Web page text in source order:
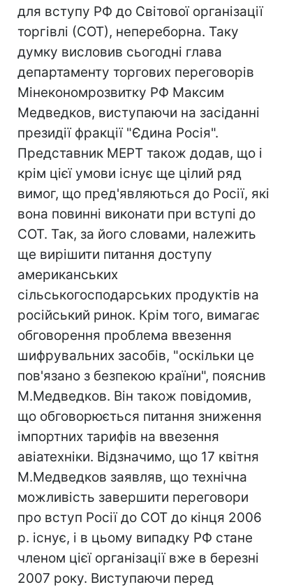
для вступу РФ до Світової організації
торгівлі (СОТ), непереборна. Таку
думку висловив сьогодні глава
департаменту торгових переговорів
Мінекономрозвитку РФ Максим
Медведков, виступаючи на засіданні
президії фракції "Єдина Росія".
Представник МЕРТ також додав, що і
крім цієї умови існує ще цілий ряд
вимог, що пред'являються до Росії, які
вона повинні виконати при вступі до
СОТ. Так, за його словами, належить
ще вирішити питання доступу
американських
сільськогосподарських продуктів на
російський ринок. Крім того, вимагає
обговорення проблема ввезення
шифрувальних засобів, "оскільки це
пов'язано з безпекою країни", пояснив
М.Медведков. Він також повідомив,
що обговорюється питання зниження
імпортних тарифів на ввезення
авіатехніки. Відзначимо, що 17 квітня
М.Медведков заявляв, що технічна
можливість завершити переговори
про вступ Росії до СОТ до кінця 2006
р. існує, і в цьому випадку РФ стане
членом цієї організації вже в березні
2007 року. Виступаючи перед